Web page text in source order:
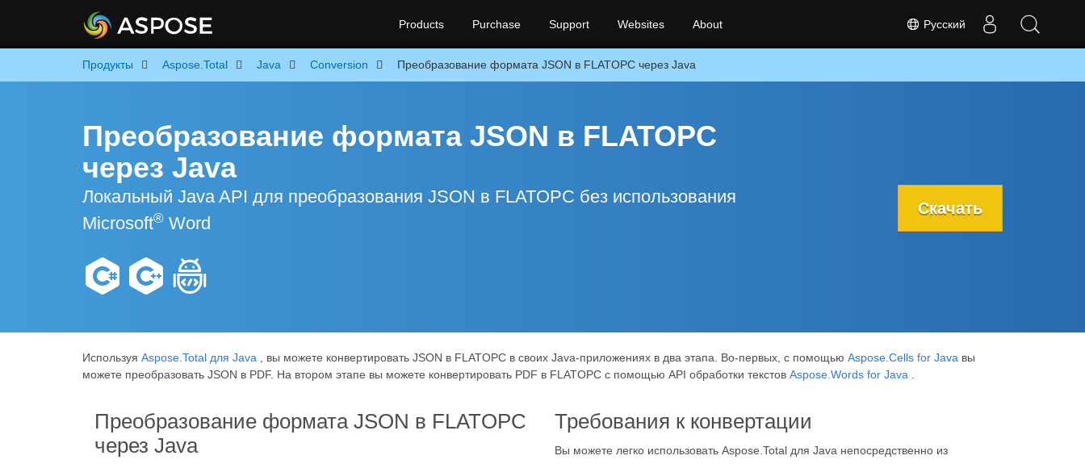
Русский
Products Purchase Support Websites About
Продукты Aspose.Total Java Conversion Преобразование формата JSON в FLATOPC через Java
Преобразование формата JSON в FLATOPC
через Java
Локальный Java API для преобразования JSON в FLATOPC без использования
Microsoft® Word
Скачать
Используя Aspose.Total для Java , вы можете конвертировать JSON в FLATOPC в своих Java-приложениях в два этапа. Во-первых, с помощью Aspose.Cells for Java вы
можете преобразовать JSON в PDF. На втором этапе вы можете конвертировать PDF в FLATOPC с помощью API обработки текстов Aspose.Words for Java
Преобразование формата JSON в FLATOPC
через Java
Требования к конвертации
Вы можете легко использовать Aspose.Total для Java непосредственно из